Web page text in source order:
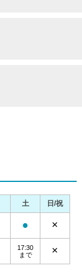
土
日/祝
● ×
17:30
まで
×